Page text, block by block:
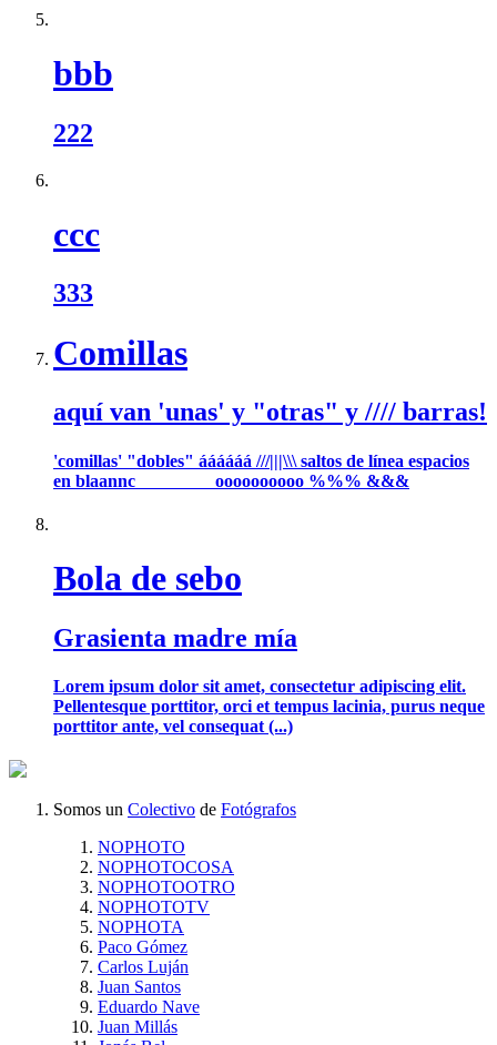
bbb
222
ccc
333
Comillas
aquí van 'unas' y "otras" y //// barras!
'comillas' "dobles" áááááá ///|||\\\ saltos de línea espacios
en blaannc oooooooooo %%% &&&
Bola de sebo
Grasienta madre mía
Lorem ipsum dolor sit amet, consectetur adipiscing elit.
Pellentesque porttitor, orci et tempus lacinia, purus neque
porttitor ante, vel consequat (...)
Somos un Colectivo de Fotógrafos
NOPHOTO
NOPHOTOCOSA
NOPHOTOOTRO
NOPHOTOTV
NOPHOTA
Paco Gómez
Carlos Luján
Juan Santos
Eduardo Nave
Juan Millás